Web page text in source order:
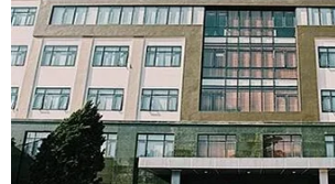
01/08/2019 07:11
CNBC dẫn lời 3 quan chức Mỹ giấu
Hamza bin Laden, phần tử khủng bố
giao Mỹ treo thưởng 1 triệu USD để